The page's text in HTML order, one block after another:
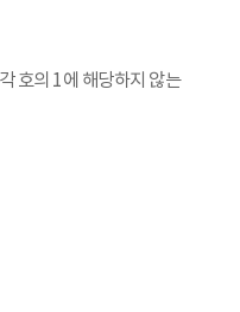
호의 1에 해당하지 않는